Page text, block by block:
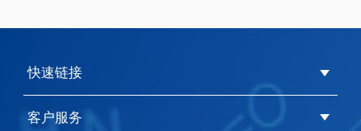
快速链接
客户服务